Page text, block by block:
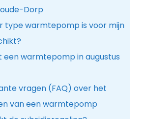
Dorp
type warmtepomp is voor mijn
een warmtepomp in augustus
vragen (FAQ) over het
van een warmtepomp